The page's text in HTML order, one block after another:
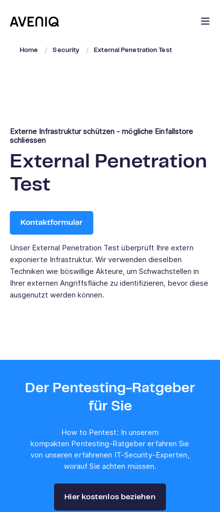
Home Security External Penetration Test
Externe Infrastruktur schützen - mögliche Einfallstore
schliessen
External Penetration
Test
Unser External Penetration Test überprüft Ihre extern
exponierte Infrastruktur. Wir verwenden dieselben
Techniken wie böswillige Akteure, um Schwachstellen in
Ihrer externen Angriffsfläche zu identifizieren, bevor diese
ausgenutzt werden können.
Der Pentesting-Ratgeber
für Sie
How to Pentest: In unserem
kompakten Pentesting-Ratgeber erfahren Sie
von unseren erfahrenen IT-Security-Experten,
worauf Sie achten müssen.
Hier kostenlos beziehen